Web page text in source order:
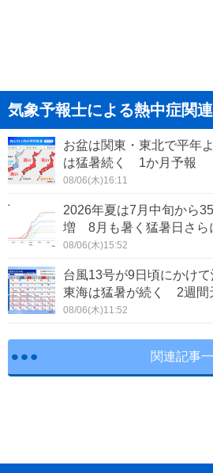
気象予報士による熱中症関
お盆は関東・東北で平年
は猛暑続く 1か月予報
08/06(木)16:11
2026年夏は7月中旬から
増 8月も暑く猛暑日さら
08/06(木)15:52
台風13号が9日頃にかけ
東海は猛暑が続く 2週間
08/06(木)11:52
関連記事